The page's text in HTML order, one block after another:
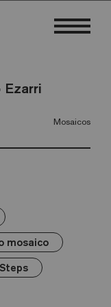
Ezarri
Mosaicos
mosaico